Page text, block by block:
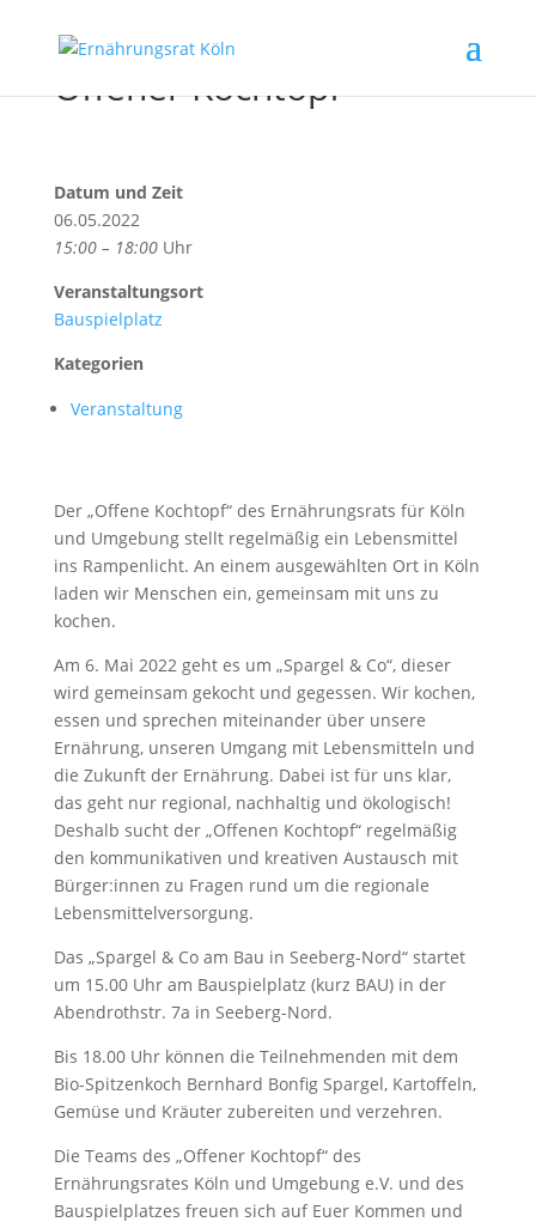
Offener Kochtopf
Datum und Zeit
06.05.2022
15:00 – 18:00Uhr
Veranstaltungsort
Bauspielplatz
Kategorien
Veranstaltung
Der „Offene Kochtopf“ des Ernährungsrats für Köln
und Umgebung stellt regelmäßig ein Lebensmittel
ins Rampenlicht. An einem ausgewählten Ort in Köln
laden wir Menschen ein, gemeinsam mit uns zu
kochen.
Am 6. Mai 2022 geht es um „Spargel & Co“, dieser
wird gemeinsam gekocht und gegessen. Wir kochen,
essen und sprechen miteinander über unsere
Ernährung, unseren Umgang mit Lebensmitteln und
die Zukunft der Ernährung. Dabei ist für uns klar,
das geht nur regional, nachhaltig und ökologisch!
Deshalb sucht der „Offenen Kochtopf“ regelmäßig
den kommunikativen und kreativen Austausch mit
Bürger:innen zu Fragen rund um die regionale
Lebensmittelversorgung.
Das „Spargel & Co am Bau in Seeberg-Nord“ startet
um 15.00 Uhr am Bauspielplatz (kurz BAU) in der
Abendrothstr. 7a in Seeberg-Nord.
Bis 18.00 Uhr können die Teilnehmenden mit dem
Bio-Spitzenkoch Bernhard Bonfig Spargel, Kartoffeln,
Gemüse und Kräuter zubereiten und verzehren.
Die Teams des „Offener Kochtopf“ des
Ernährungsrates Köln und Umgebung e.V. und des
Bauspielplatzes freuen sich auf Euer Kommen und